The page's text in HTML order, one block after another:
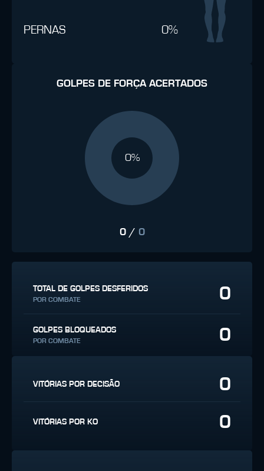
PERNAS 0%
GOLPES DE FORÇA ACERTADOS
0%
0/ 0
TOTAL DE GOLPES DESFERIDOS
POR COMBATE 0
GOLPES BLOQUEADOS
POR COMBATE 0
VITÓRIAS POR DECISÃO 0
VITÓRIAS POR KO 0